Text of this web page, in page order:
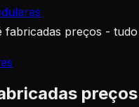
fabricadas preços -